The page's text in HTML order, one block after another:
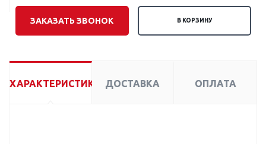
ЗАКАЗАТЬ ЗВОНОК В КОРЗИНУ
ХАРАКТЕРИСТИКИ ДОСТАВКА ОПЛАТА